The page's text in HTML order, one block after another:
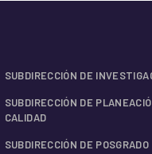
SUBDIRECCIÓN DE
SUBDIRECCIÓN DE
CALIDAD
SUBDIRECCIÓN DE POSGRADO